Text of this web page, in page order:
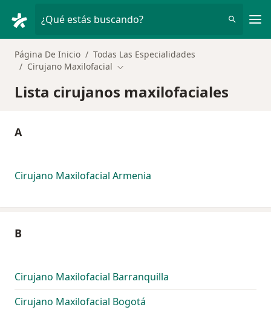
¿Qué estás buscando?
Página De Inicio
Todas Las Especialidades
Cirujano Maxilofacial Cambiar de ciudad
Lista cirujanos maxilofaciales
A
Cirujano Maxilofacial Armenia
B
Cirujano Maxilofacial Barranquilla
Cirujano Maxilofacial Bogotá